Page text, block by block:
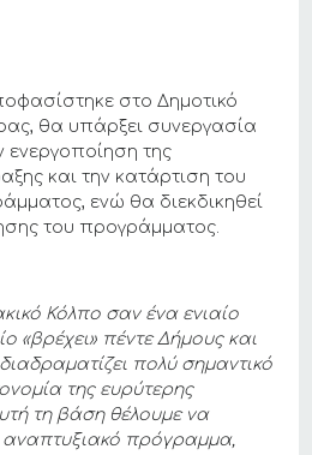
στο Δημοτικό
θα υπάρξει συνεργασία
ενεργοποίηση της
και την κατάρτιση του
ενώ θα διεκδικηθεί
του προγράμματος.
Κόλπο σαν ένα ενιαίο
«βρέχει» πέντε Δήμους και
πολύ σημαντικό
της ευρύτερης
τη βάση θέλουμε να
αναπτυξιακό πρόγραμμα,